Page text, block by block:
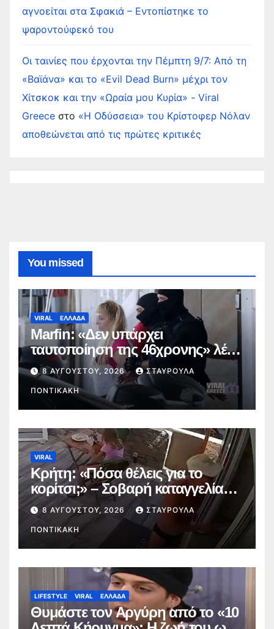
αγνοείται στα Σφακιά – Εντοπίστηκε το
ψαροντούφεκό του
Οι ταινίες που έρχονται την Πέμπτη 9/7: Από τη
«Βαϊάνα» και το «Evil Dead Burn» μέχρι τον
Χίτσκοκ και την «Ωραία μου Κυρία» - Viral
Greece στο «Η Οδύσσεια» του Κρίστοφερ Νόλαν
αποθεώνεται από τις πρώτες κριτικές
You missed
VIRAL ΕΛΛΑΔΑ
Marfin: «Δεν υπάρχει
ταυτοποίηση της 46χρονης» λέει
ο συνήγορός της – Απολογείται
την Τρίτη
8 ΑΥΓΟΎΣΤΟΥ, 2026 ΣΤΑΥΡΟΎΛΑ
ΠΟΝΤΙΚΆΚΗ
VIRAL
Κρήτη: «Πόσα θέλεις για το
κορίτσι;» – Σοβαρή καταγγελία
για άνδρα στην Αγία Πελαγία
8 ΑΥΓΟΎΣΤΟΥ, 2026 ΣΤΑΥΡΟΎΛΑ
ΠΟΝΤΙΚΆΚΗ
LIFESTYLE VIRAL ΕΛΛΑΔΑ
Θυμάστε τον Αργύρη από το «10